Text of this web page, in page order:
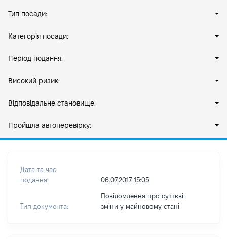
Тип посади:
Категорія посади:
Період подання:
Високий ризик:
Відповідальне становище:
Пройшла автоперевірку:
Дата та час
подання:
06.07.2017 15:05
Тип документа:
Повідомлення про суттєві
зміни y майновому стані